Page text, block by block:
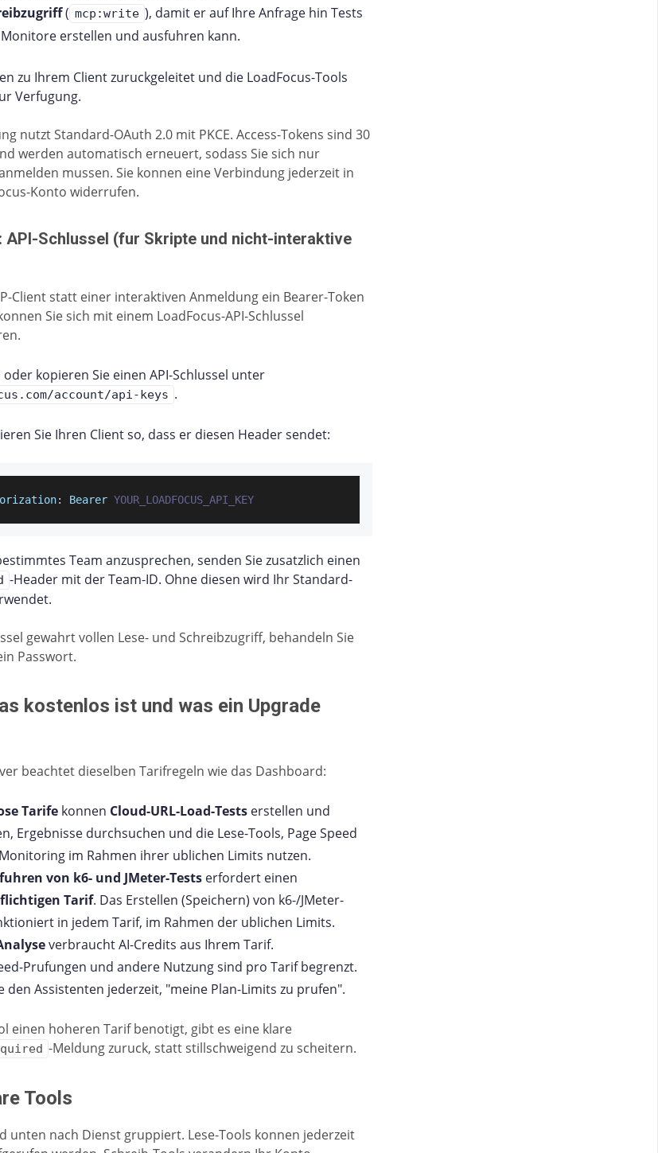
( mcp:write ), damit er auf Ihre Anfrage hin Tests
erstellen und ausfuhren kann.
zu Ihrem Client zuruckgeleitet und die LoadFocus-Tools
Verfugung.
nutzt Standard-OAuth 2.0 mit PKCE. Access-Tokens sind 30
werden automatisch erneuert, sodass Sie sich nur
mussen. Sie konnen eine Verbindung jederzeit in
Konto widerrufen.
API-Schlussel (fur Skripte und nicht-interaktive
Client statt einer interaktiven Anmeldung ein Bearer-Token
Sie sich mit einem LoadFocus-API-Schlussel
oder kopieren Sie einen API-Schlussel unter
account/api-keys .
Sie Ihren Client so, dass er diesen Header sendet:
: Bearer YOUR_LOADFOCUS_API_KEY
Team anzusprechen, senden Sie zusatzlich einen
-Header mit der Team-ID. Ohne diesen wird Ihr Standard-
gewahrt vollen Lese- und Schreibzugriff, behandeln Sie
Passwort.
kostenlos ist und was ein Upgrade
beachtet dieselben Tarifregeln wie das Dashboard:
Tarife konnen Cloud-URL-Load-Tests erstellen und
Ergebnisse durchsuchen und die Lese-Tools, Page Speed
im Rahmen ihrer ublichen Limits nutzen.
von k6- und JMeter-Tests erfordert einen
Tarif. Das Erstellen (Speichern) von k6-/JMeter-
in jedem Tarif, im Rahmen der ublichen Limits.
verbraucht AI-Credits aus Ihrem Tarif.
Prufungen und andere Nutzung sind pro Tarif begrenzt.
den Assistenten jederzeit, "meine Plan-Limits zu prufen".
einen hoheren Tarif benotigt, gibt es eine klare
-Meldung zuruck, statt stillschweigend zu scheitern.
Tools
unten nach Dienst gruppiert. Lese-Tools konnen jederzeit